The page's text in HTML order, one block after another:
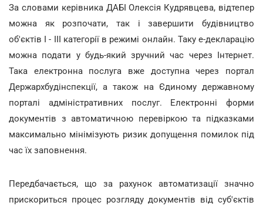
За словами керівника ДАБІ Олексія Кудрявцева, відтепер
можна як розпочати, так і завершити будівництво
об'єктів I - III категорії в режимі онлайн. Таку е-декларацію
можна подати у будь-який зручний час через Інтернет.
Така електронна послуга вже доступна через портал
Держархбудінспекції, а також на Єдиному державному
порталі адміністративних послуг. Електронні форми
документів з автоматичною перевіркою та підказками
максимально мінімізують ризик допущення помилок під
час їх заповнення.
Передбачається, що за рахунок автоматизації значно
прискориться процес розгляду документів від суб'єктів